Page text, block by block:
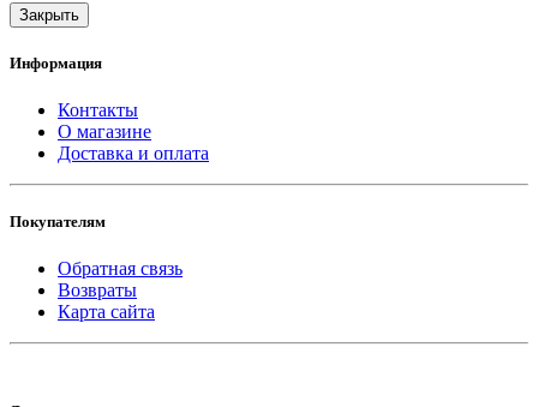
Закрыть
Информация
Контакты
О магазине
Доставка и оплата
Покупателям
Обратная связь
Возвраты
Карта сайта